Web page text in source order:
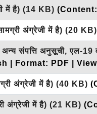
में है) (14 KB)
अंग्रेजी में है) (20 KB)
संपत्ति अनुसूची, एल-19
| Format: PDF |
अंग्रेजी में है) (40 KB)
अंग्रेजी में है) (21 KB)